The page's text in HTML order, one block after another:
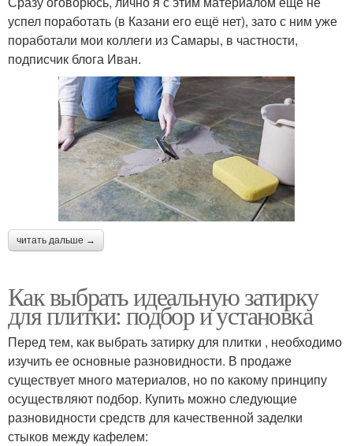
успел поработать (в Казани его ещё нет), зато с ним уже
поработали мои коллеги из Самары, в частности,
подписчик блога Иван.
читать дальше →
Как выбрать идеальную затирку
для плитки: подбор и установка
Перед тем, как выбрать затирку для плитки , необходимо
изучить ее основные разновидности. В продаже
существует много материалов, но по какому принципу
осуществляют подбор. Купить можно следующие
разновидности средств для качественной заделки
стыков между кафелем: